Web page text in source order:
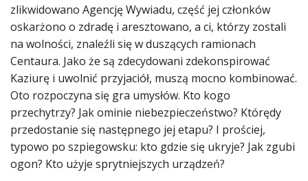
zlikwidowano Agencję Wywiadu, część jej członków
oskarżono o zdradę i aresztowano, a ci, którzy zostali
na wolności, znaleźli się w duszących ramionach
Centaura. Jako że są zdecydowani zdekonspirować
Kaziurę i uwolnić przyjaciół, muszą mocno kombinować.
Oto rozpoczyna się gra umysłów. Kto kogo
przechytrzy? Jak ominie niebezpieczeństwo? Którędy
przedostanie się następnego jej etapu? I prościej,
typowo po szpiegowsku: kto gdzie się ukryje? Jak zgubi
ogon? Kto użyje sprytniejszych urządzeń?